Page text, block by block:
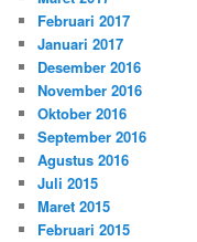
Februari 2017
Januari 2017
Desember 2016
November 2016
Oktober 2016
September 2016
Agustus 2016
Juli 2015
Maret 2015
Februari 2015